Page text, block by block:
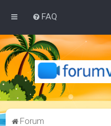
FAQ
Forum